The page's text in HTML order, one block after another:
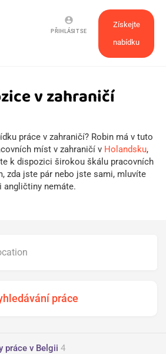
Získejte
nabídku
account_circle
PŘIHLÁSIT SE
v zahraničí
práce v zahraničí? Robin má v tuto
míst v zahraničí v Holandsku,
k dispozici širokou škálu pracovních
zda jste pár nebo jste sami, mluvíte
angličtiny nemáte.
práce v Belgii 4